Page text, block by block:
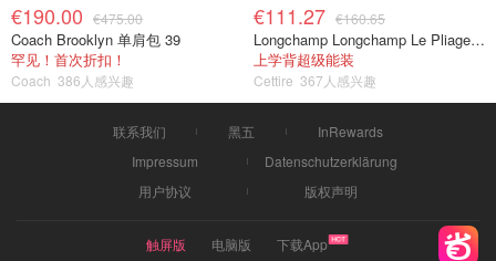
€190.00 €475.00
Coach Brooklyn 单肩包 39
罕见！首次折扣！
Coach 386人感兴趣
€111.27 €160.65
Longchamp Longchamp Le Pliage 大号手提包
上学背超级能装
Cettire 367人感兴趣
联系我们 黑五
InRewards
Impressum
Datenschutzerklärung
用户协议
版权声明
触屏版 电脑版 下载App